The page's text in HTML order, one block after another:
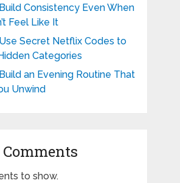
Consistency Even When
Feel Like It
Secret Netflix Codes to
Categories
an Evening Routine That
Unwind
Comments
to show.